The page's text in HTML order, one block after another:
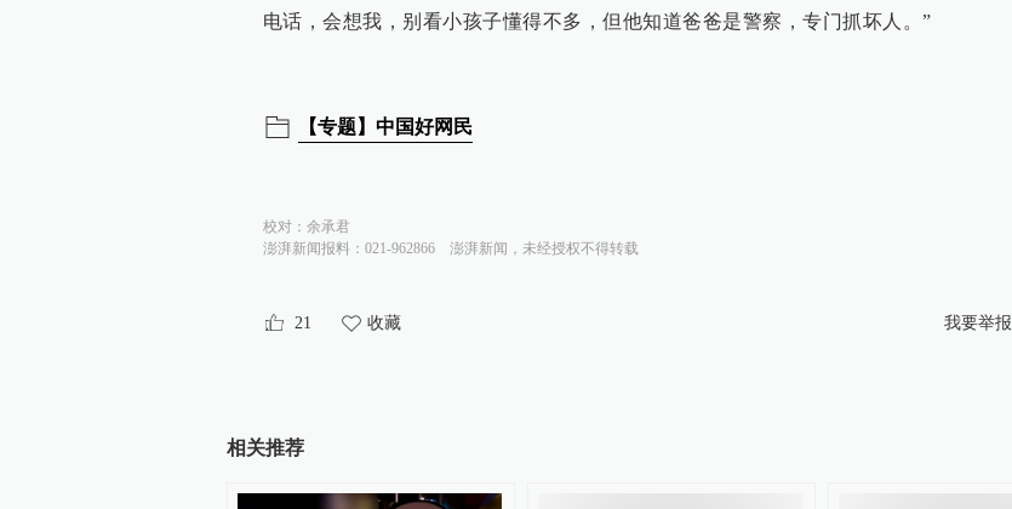
电话，会想我，别看小孩子懂得不多，但他知道爸爸是警察，专门抓坏人。”
【专题】中国好网民
校对： 余承君
澎湃新闻报料：021-962866
澎湃新闻，未经授权不得转载
21 收藏 我要举报
相关推荐